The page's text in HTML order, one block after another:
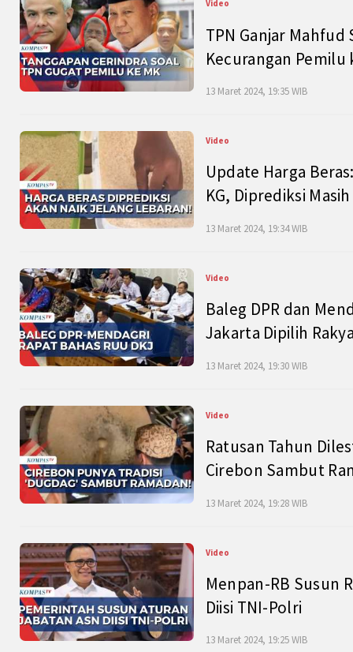
Video
TPN Ganjar Mahfud
Kecurangan Pemilu
13 Maret 2024, 19:35 WIB
Video
Update Harga
KG, Diprediksi
13 Maret 2024, 19:34 WIB
Video
Baleg DPR dan
Jakarta Dipilih
13 Maret 2024, 19:30 WIB
Video
Ratusan Tahun
Cirebon Sambut
13 Maret 2024, 19:28 WIB
Video
Menpan-RB Susun
Diisi TNI-Polri
13 Maret 2024, 19:25 WIB